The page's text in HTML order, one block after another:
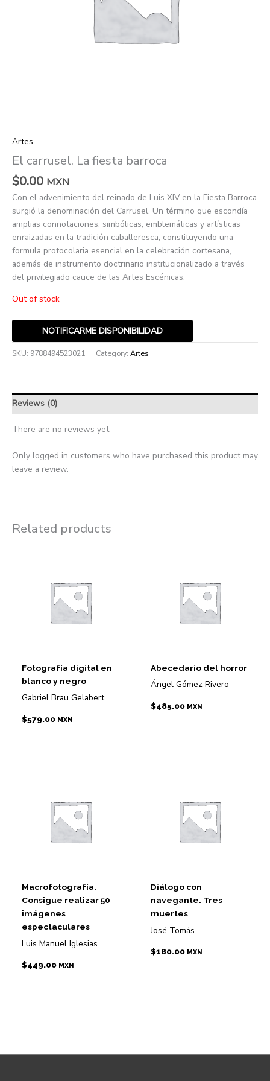
Artes
El carrusel. La fiesta barroca
$0.00 MXN
Con el advenimiento del reinado de Luis XIV en la Fiesta Barroca
surgió la denominación del Carrusel. Un término que escondía
amplias connotaciones, simbólicas, emblemáticas y artísticas
enraizadas en la tradición caballeresca, constituyendo una
formula protocolaria esencial en la celebración cortesana,
además de instrumento doctrinario institucionalizado a través
del privilegiado cauce de las Artes Escénicas.
Out of stock
NOTIFICARME DISPONIBILIDAD
SKU: 9788494523021 Category: Artes
Reviews (0)
There are no reviews yet.
Only logged in customers who have purchased this product may
leave a review.
Related products
Fotografía digital en
blanco y negro
Gabriel Brau Gelabert
$579.00 MXN
Abecedario del horror
Ángel Gómez Rivero
$485.00 MXN
Macrofotografía.
Consigue realizar 50
imágenes
espectaculares
Luis Manuel Iglesias
$449.00 MXN
Diálogo con
navegante. Tres
muertes
José Tomás
$180.00 MXN